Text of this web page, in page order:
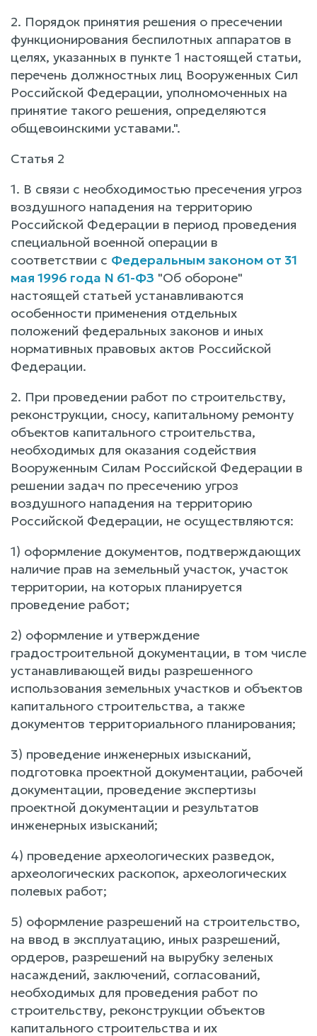
2. Порядок принятия решения о пресечении
функционирования беспилотных аппаратов в
целях, указанных в пункте 1 настоящей статьи,
перечень должностных лиц Вооруженных Сил
Российской Федерации, уполномоченных на
принятие такого решения, определяются
общевоинскими уставами.".
Статья 2
1. В связи с необходимостью пресечения угроз
воздушного нападения на территорию
Российской Федерации в период проведения
специальной военной операции в
соответствии с Федеральным законом от 31
мая 1996 года N 61-ФЗ "Об обороне"
настоящей статьей устанавливаются
особенности применения отдельных
положений федеральных законов и иных
нормативных правовых актов Российской
Федерации.
2. При проведении работ по строительству,
реконструкции, сносу, капитальному ремонту
объектов капитального строительства,
необходимых для оказания содействия
Вооруженным Силам Российской Федерации в
решении задач по пресечению угроз
воздушного нападения на территорию
Российской Федерации, не осуществляются:
1) оформление документов, подтверждающих
наличие прав на земельный участок, участок
территории, на которых планируется
проведение работ;
2) оформление и утверждение
градостроительной документации, в том числе
устанавливающей виды разрешенного
использования земельных участков и объектов
капитального строительства, а также
документов территориального планирования;
3) проведение инженерных изысканий,
подготовка проектной документации, рабочей
документации, проведение экспертизы
проектной документации и результатов
инженерных изысканий;
4) проведение археологических разведок,
археологических раскопок, археологических
полевых работ;
5) оформление разрешений на строительство,
на ввод в эксплуатацию, иных разрешений,
ордеров, разрешений на вырубку зеленых
насаждений, заключений, согласований,
необходимых для проведения работ по
строительству, реконструкции объектов
капитального строительства и их